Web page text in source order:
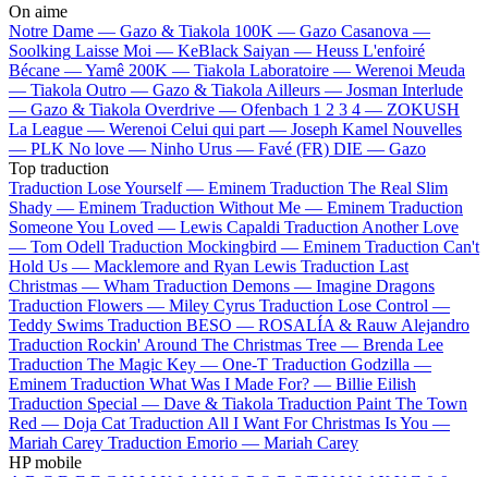
On aime
Notre Dame — Gazo & Tiakola 100K — Gazo Casanova —
Soolking Laisse Moi — KeBlack Saiyan — Heuss L'enfoiré
Bécane —Yamê 200K — Tiakola Laboratoire — Werenoi Meuda
— Tiakola Outro — Gazo & Tiakola Ailleurs — Josman Interlude
— Gazo & Tiakola Overdrive — Ofenbach 1 2 3 4 — ZOKUSH
La League — Werenoi Celui qui part — Joseph Kamel Nouvelles
— PLK No love — Ninho Urus — Favé (FR) DIE — Gazo
Top traduction
Traduction Lose Yourself — Eminem Traduction The Real Slim
Shady — Eminem Traduction Without Me — Eminem Traduction
Someone You Loved — Lewis Capaldi Traduction Another Love
— Tom Odell Traduction Mockingbird — Eminem Traduction Can't
Hold Us — Macklemore and Ryan Lewis Traduction Last
Christmas — Wham Traduction Demons — Imagine Dragons
Traduction Flowers — Miley Cyrus Traduction Lose Control —
Teddy Swims Traduction BESO — ROSALÍA & Rauw Alejandro
Traduction Rockin' Around The Christmas Tree — Brenda Lee
Traduction The Magic Key — One-T Traduction Godzilla —
Eminem Traduction What Was I Made For? — Billie Eilish
Traduction Special — Dave & Tiakola Traduction Paint The Town
Red — Doja Cat Traduction All I Want For Christmas Is You —
Mariah Carey Traduction Emorio — Mariah Carey
HP mobile